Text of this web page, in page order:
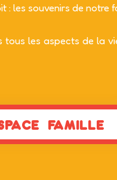
: les souvenirs de notre
les aspects de la
FAMILLE